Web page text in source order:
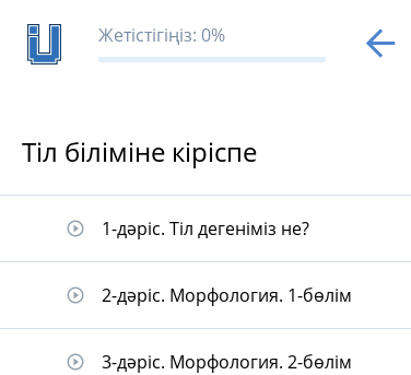
Жетістігіңіз: 0%
Тіл біліміне кіріспе
play_circle_outline 1-дәріс. Тіл дегеніміз не?
play_circle_outline 2-дәріс. Морфология. 1-бөлім
play_circle_outline 3-дәріс. Морфология. 2-бөлім